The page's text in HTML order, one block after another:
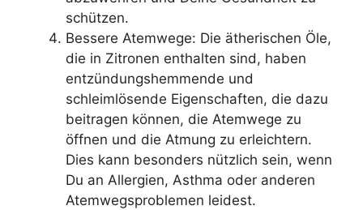
schützen.
Bessere Atemwege: Die ätherischen Öle,
die in Zitronen enthalten sind, haben
entzündungshemmende und
schleimlösende Eigenschaften, die dazu
beitragen können, die Atemwege zu
öffnen und die Atmung zu erleichtern.
Dies kann besonders nützlich sein, wenn
Du an Allergien, Asthma oder anderen
Atemwegsproblemen leidest.